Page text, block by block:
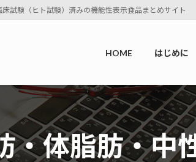
試験（ヒト試験）済みの機能性表示食品まとめサイト
HOME はじめに
・体脂肪・中